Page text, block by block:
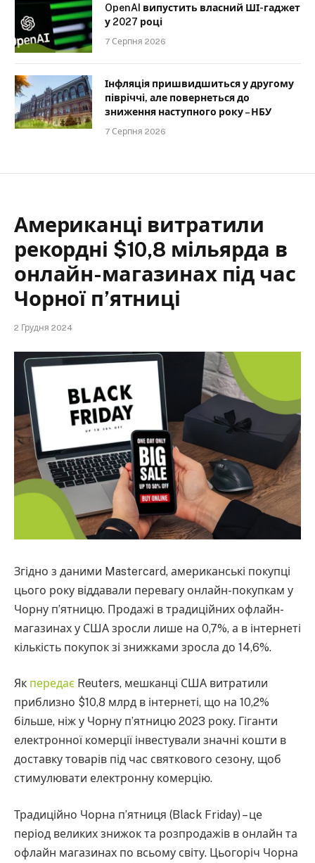
OpenAI випустить власний ШІ-гаджет
у 2027 році
7 Серпня 2026
Інфляція пришвидшиться у другому
півріччі, але повернеться до
зниження наступного року – НБУ
7 Серпня 2026
Американці витратили
рекордні $10,8 мільярда в
онлайн-магазинах під час
Чорної п’ятниці
2 Грудня 2024
Згідно з даними Mastercard, американські покупці
цього року віддавали перевагу онлайн-покупкам у
Чорну п’ятницю. Продажі в традиційних офлайн-
магазинах у США зросли лише на 0,7%, а в інтернеті
кількість покупок зі знижками зросла до 14,6%.
Як передає Reuters, мешканці США витратили
приблизно $10,8 млрд в інтернеті, що на 10,2%
більше, ніж у Чорну п’ятницю 2023 року. Гіганти
електронної комерції інвестували значні кошти в
доставку товарів під час святкового сезону, щоб
стимулювати електронну комерцію.
Традиційно Чорна п’ятниця (Black Friday) – це
період великих знижок та розпродажів в онлайн та
офлайн магазинах по всьому світу. Цьогоріч Чорна